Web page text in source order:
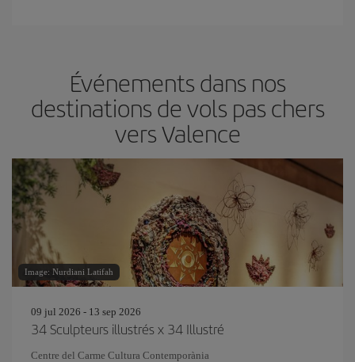
Événements dans nos
destinations de vols pas chers
vers Valence
Image: Nurdiani Latifah
09 jul 2026 - 13 sep 2026
34 Sculpteurs illustrés x 34 Illustré
Centre del Carme Cultura Contemporània